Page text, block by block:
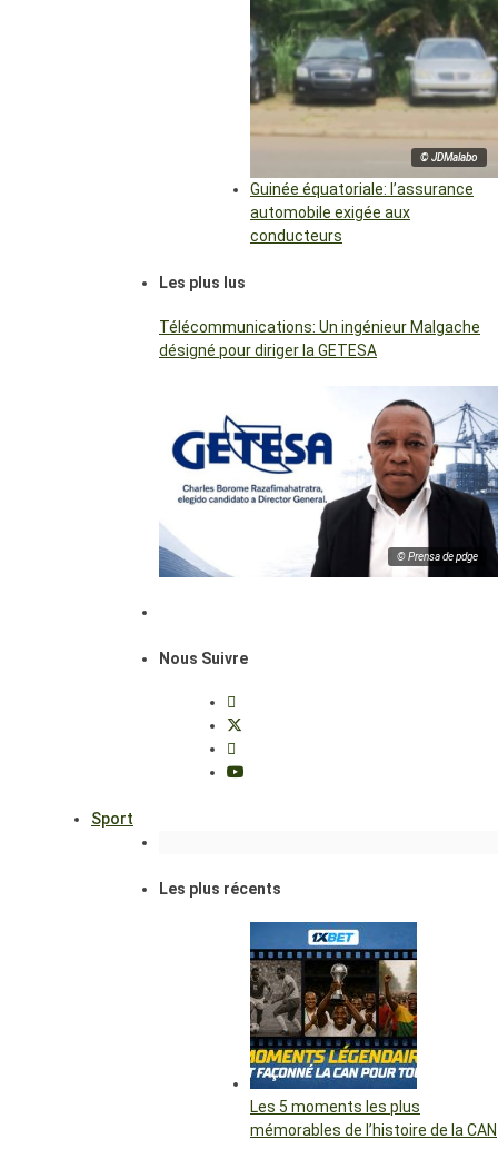
© JDMalabo
Guinée équatoriale: l’assurance
automobile exigée aux
conducteurs
Les plus lus
Télécommunications: Un ingénieur Malgache
désigné pour diriger la GETESA
© Prensa de pdge
Nous Suivre
Sport
Les plus récents
Les 5 moments les plus
mémorables de l’histoire de la CAN